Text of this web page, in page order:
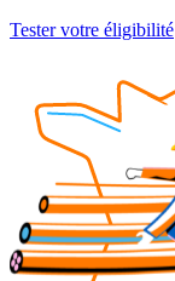
Tester votre éligibilité